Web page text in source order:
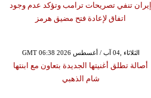
إيران تنفي تصريحات ترامب وتؤكد عدم وجود
اتفاق لإعادة فتح مضيق هرمز
GMT 06:38 2026 الثلاثاء ,04 آب / أغسطس
أصالة تطلق أغنيتها الجديدة بتعاون مع ابنتها
شام الذهبي